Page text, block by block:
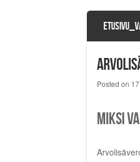
Menu
SKIP TO
Posted on
Miksi